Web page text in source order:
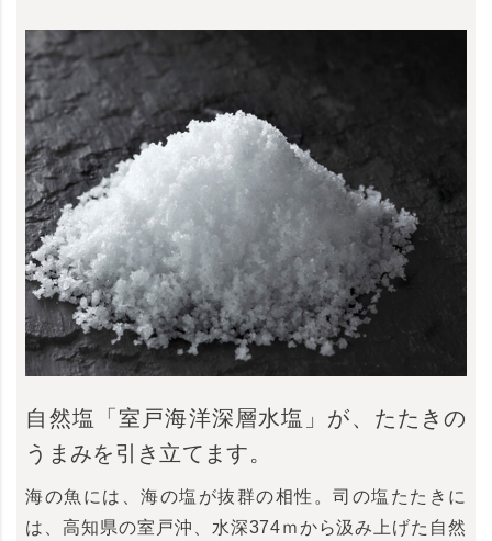
自然塩「室戸海洋深層水塩」が、たたきの
うまみを引き立てます。
海の魚には、海の塩が抜群の相性。司の塩たたきに
は、高知県の室戸沖、水深374ｍから汲み上げた自然